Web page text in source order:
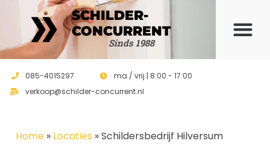
SCHILDER-
CONCURRENT
Sinds 1988
085-4015297
ma / vrij | 8:00 - 17:00
verkoop@schilder-concurrent.nl
Home » Locaties »Schildersbedrijf Hilversum